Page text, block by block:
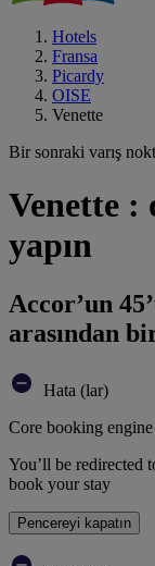
Hotels
Fransa
Picardy
OISE
Venette
Bir sonraki varış
Venette :
yapın
Accor’un
arasından
Hata (lar)
Core booking engine
You’ll be redirected
book your stay
Pencereyi kapatın